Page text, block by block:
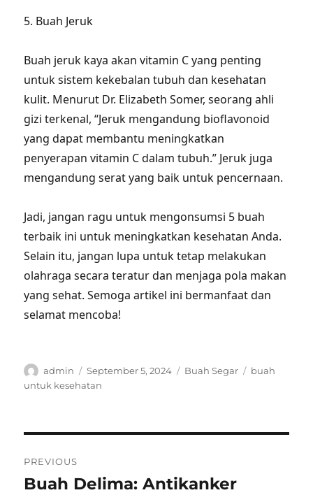
5. Buah Jeruk
Buah jeruk kaya akan vitamin C yang penting
untuk sistem kekebalan tubuh dan kesehatan
kulit. Menurut Dr. Elizabeth Somer, seorang ahli
gizi terkenal, “Jeruk mengandung bioflavonoid
yang dapat membantu meningkatkan
penyerapan vitamin C dalam tubuh.” Jeruk juga
mengandung serat yang baik untuk pencernaan.
Jadi, jangan ragu untuk mengonsumsi 5 buah
terbaik ini untuk meningkatkan kesehatan Anda.
Selain itu, jangan lupa untuk tetap melakukan
olahraga secara teratur dan menjaga pola makan
yang sehat. Semoga artikel ini bermanfaat dan
selamat mencoba!
Author
admin
Posted
on
September 5, 2024 Categories
Buah Segar Tags
buah
untuk kesehatan
navigation
PREVIOUS
Previous
Buah Delima: Antikanker